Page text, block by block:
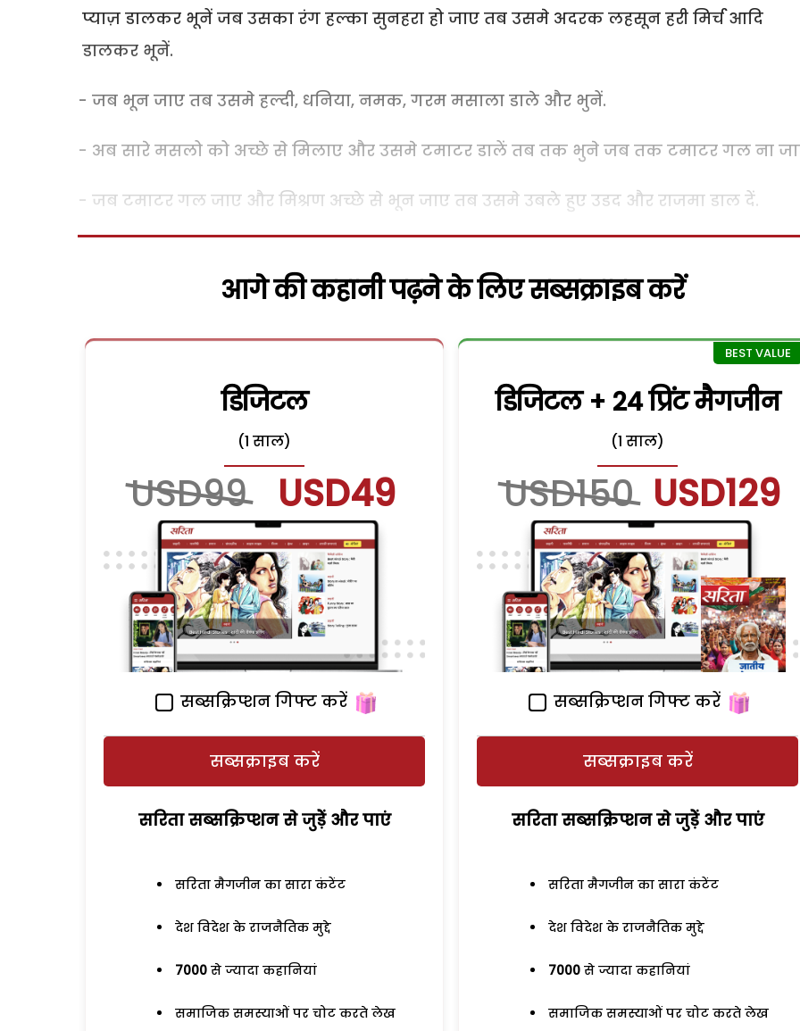
प्याज़ डालकर भूनें जब उसका रंग हल्का सुनहरा हो जाए तब उसमे अदरक लहसून हरी मिर्च आदि
डालकर भूनें.
- जब भून जाए तब उसमे हल्दी, धनिया, नमक, गरम मसाला डाले और भुनें.
- अब सारे मसलो को अच्छे से मिलाए और उसमे टमाटर डालें तब तक भुने जब तक टमाटर गल ना
- जब टमाटर गल जाए और मिश्रण अच्छे से भून जाए तब उसमे उबले हुए उडद और राजमा डाल दें.
आगे की कहानी पढ़ने के लिए सब्सक्राइब करें
डिजिटल
(1 साल)
USD99 USD49
सब्सक्रिप्शन गिफ्ट करें
सब्सक्राइब करें
सरिता सब्सक्रिप्शन से जुड़ेें और पाएं
सरिता मैगजीन का सारा कंटेंट
देश विदेश के राजनैतिक मुद्दे
7000 से ज्यादा कहानियां
समाजिक समस्याओं पर चोट करते लेख
डिजिटल + 24 प्रिंट मैगजीन
(1 साल)
USD150 USD129
सब्सक्रिप्शन गिफ्ट करें
सब्सक्राइब करें
सरिता सब्सक्रिप्शन से जुड़ेें और पाएं
सरिता मैगजीन का सारा कंटेंट
देश विदेश के राजनैतिक मुद्दे
7000 से ज्यादा कहानियां
समाजिक समस्याओं पर चोट करते लेख